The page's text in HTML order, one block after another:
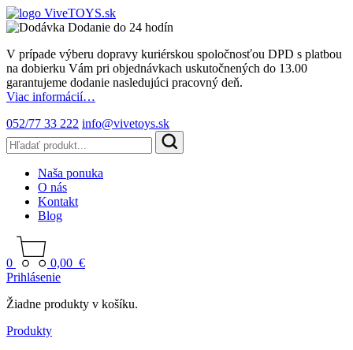
Dodanie do 24 hodín
V prípade výberu dopravy kuriérskou spoločnosťou DPD s platbou
na dobierku Vám pri objednávkach uskutočnených do 13.00
garantujeme dodanie nasledujúci pracovný deň.
Viac informácií…
052/77 33 222 info@vivetoys.sk
Naša ponuka
O nás
Kontakt
Blog
0 0,00 €
Prihlásenie
Žiadne produkty v košíku.
Produkty